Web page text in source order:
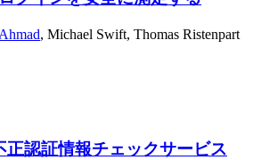
, Michael Swift, Thomas Ristenpart
認証情報チェックサービス